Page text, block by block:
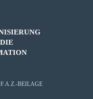
BEILAGE